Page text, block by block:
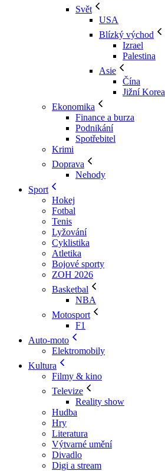
Svět
USA
Blízký východ
Izrael
Palestina
Asie
Čína
Jižní Korea
Ekonomika
Finance a burza
Podnikání
Spotřebitel
Krimi
Doprava
Nehody
Sport
Hokej
Fotbal
Tenis
Lyžování
Cyklistika
Atletika
Bojové sporty
ZOH 2026
Basketbal
NBA
Motosport
F1
Auto-moto
Elektromobily
Kultura
Filmy & kino
Televize
Reality show
Hudba
Hry
Literatura
Výtvarné umění
Divadlo
Digi a stream